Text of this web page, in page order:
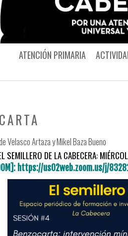
ATENCIÓN PRIMARIA
Velasco Artaza y Mikel Baza Bueno
SEMILLERO DE LA CABECERA:
https://us02web.zoom.us/j/